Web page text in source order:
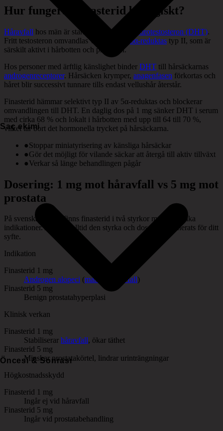
Saç ekimi
Öncesi & Sonrası
Hur fungerar finasterid biologiskt?
Håravfall hos män är starkt kopplat till dihydrotestosteron (DHT).
Fritt testosteron omvandlas via enzymet
5α-reduktas typ II, som är
särskilt aktivt i hårbotten och prostatan.
Hos personer med ärftlig känslighet binder DHT till hårsäckarnas
androgenreceptorer. Hårsäcken krymper, anagenfasen förkortas och
håret blir successivt tunnare tills endast vellushår återstår.
Finasterid hämmar selektivt typ II av 5α-reduktas och blockerar
omvandlingen till DHT. En daglig dos på 1 mg sänker DHT i serum
med cirka 68 % och lokalt i hårbotten med upp till 64 till 70 %,
vilket tar bort det hormonella trycket på hårsäckarna.
●Stoppar miniatyrisering av känsliga hårsäckar
●Gör det möjligt för vilande säckar att återgå till aktiv tillväxt
●Verkar så länge behandlingen pågår
Dosering: 1 mg mot håravfall vs 5 mg mot
prostata
På svenska apotek finns finasterid i två styrkor med helt olika
indikationer. Använd alltid den styrka och dos som ordinerats för ditt
syfte.
Indikation
Finasterid 1 mg
Androgen alopeci (manligt håravfall)
Finasterid 5 mg
Benign prostatahyperplasi
Klinisk verkan
Finasterid 1 mg
Stabiliserar håravfall, ökar täthet
Finasterid 5 mg
Minskar prostatakörtel, lindrar urinträngningar
Högkostnadsskydd
Finasterid 1 mg
Ingår ej vid håravfall
Finasterid 5 mg
Ingår vid prostatabehandling